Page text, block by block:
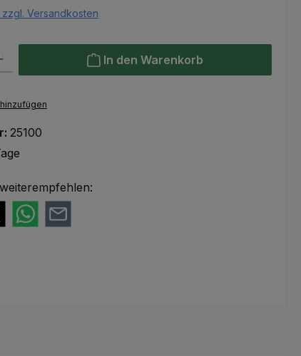
Versandkosten
den gewünschten Wert ein oder benutze die Schaltflächen
In den Warenkorb
25100